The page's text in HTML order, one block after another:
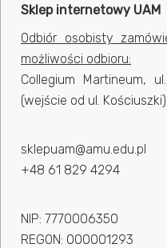
Sklep internetowy UAM
Odbiór osobisty
możliwości odbioru:
Collegium Martineum,
(wejście od ul.
sklepuam@amu.edu.pl
+48 61 829 4294
NIP: 7770006350
REGON: 000001293